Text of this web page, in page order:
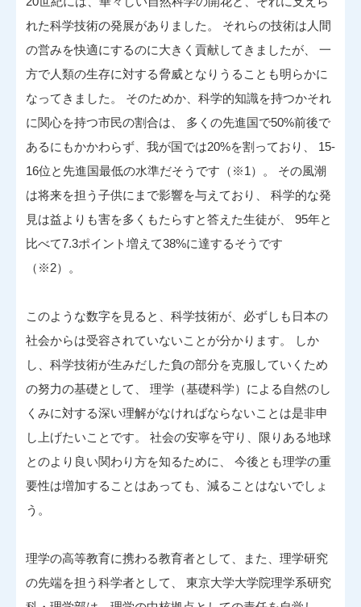
れた科学技術の発展がありました。 それらの技術は人間
の営みを快適にするのに大きく貢献してきましたが、 一
方で人類の生存に対する脅威となりうることも明らかに
なってきました。 そのためか、科学的知識を持つかそれ
に関心を持つ市民の割合は、 多くの先進国で50%前後で
あるにもかかわらず、我が国では20%を割っており、 15-
16位と先進国最低の水準だそうです（※1）。 その風潮
は将来を担う子供にまで影響を与えており、 科学的な発
見は益よりも害を多くもたらすと答えた生徒が、 95年と
比べて7.3ポイント増えて38%に達するそうです
（※2）。
このような数字を見ると、科学技術が、必ずしも日本の
社会からは受容されていないことが分かります。 しか
し、科学技術が生みだした負の部分を克服していくため
の努力の基礎として、 理学（基礎科学）による自然のし
くみに対する深い理解がなければならないことは是非申
し上げたいことです。 社会の安寧を守り、限りある地球
とのより良い関わり方を知るために、 今後とも理学の重
要性は増加することはあっても、減ることはないでしょ
う。
理学の高等教育に携わる教育者として、また、理学研究
の先端を担う科学者として、 東京大学大学院理学系研究